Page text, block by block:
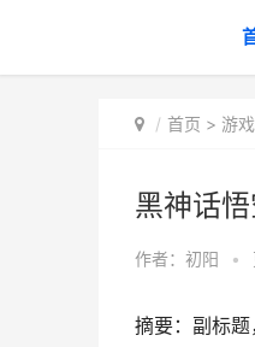
首页 > 游
黑神话
作者： 初阳 •
摘要：副标